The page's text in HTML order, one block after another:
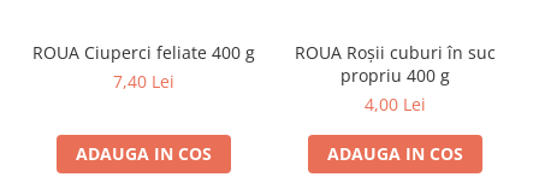
ROUA Ciuperci feliate 400 g
7,40 Lei
ADAUGA IN COS
ROUA Roșii cuburi în suc
propriu 400 g
4,00 Lei
ADAUGA IN COS